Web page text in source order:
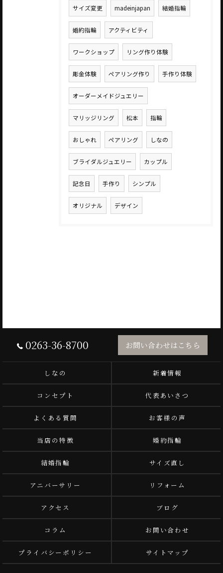
サイズ変更 madeinjapan 結婚指輪
婚約指輪 アクティビティ
ワークショップ リング作り体験
彫金体験 ペアリング作り 手作り体験
オーダーメイドジュエリー
マリッジリング 松本 指輪
おしゃれ ペアリング しなの
ブライダルジュエリー カップル
記念日 手作り シンプル
オリジナル デザイン
0263-36-8700 お問い合わせはこちら
しなの 新着情報
コンセプト 代表あいさつ
よくある質問 お客様の声
当店の特徴 婚約指輪
結婚指輪 サイズ直し
アニバーサリー リフォーム
アクセス ブログ
コラム お問い合わせ
プライバシーポリシー サイトマップ